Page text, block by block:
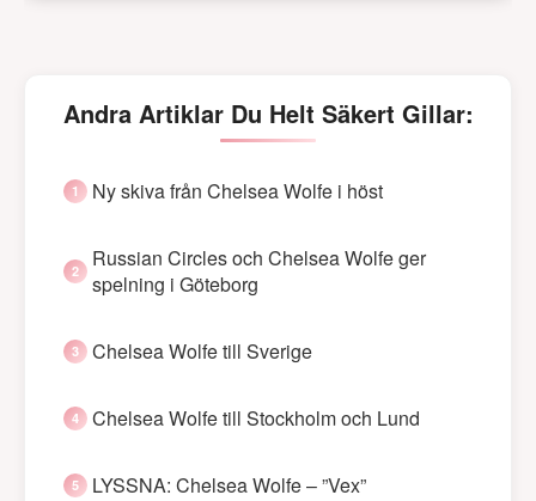
Andra Artiklar Du Helt Säkert Gillar:
Ny skiva från Chelsea Wolfe i höst
Russian Circles och Chelsea Wolfe ger
spelning i Göteborg
Chelsea Wolfe till Sverige
Chelsea Wolfe till Stockholm och Lund
LYSSNA: Chelsea Wolfe – ”Vex”